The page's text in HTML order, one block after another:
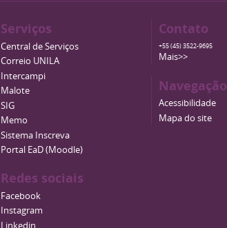
Serviços
Central de Serviços
Correio UNILA
Intercampi
Malote
SIG
Memo
Sistema Inscreva
Portal EaD (Moodle)
Redes sociais
Facebook
Instagram
Linkedin
Contato
+55 (45) 3522-9695
Mais>>
Navegação
Acessibilidade
Mapa do site